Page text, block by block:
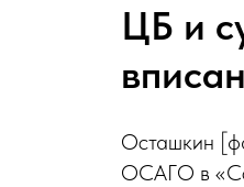
ЦБ и
Осташкин
ОСАГО в